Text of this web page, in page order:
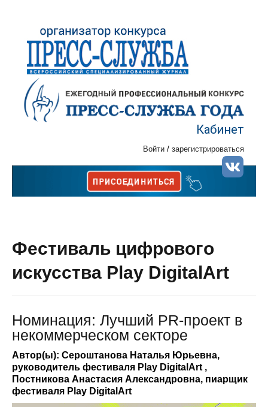
Кабинет
Войти / зарегистрироваться
Фестиваль цифрового
искусства Play DigitalArt
Номинация: Лучший PR-проект в
некоммерческом секторе
Автор(ы): Сероштанова Наталья Юрьевна,
руководитель фестиваля Play DigitalArt ,
Постникова Анастасия Александровна, пиарщик
фестиваля Play DigitalArt